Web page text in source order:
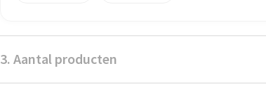
3. Aantal producten